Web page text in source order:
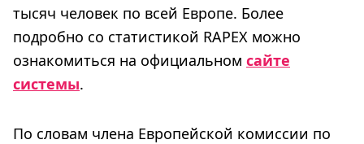
тысяч человек по всей Европе. Более
подробно со статистикой RAPEX можно
ознакомиться на официальном сайте
системы.
По словам члена Европейской комиссии по